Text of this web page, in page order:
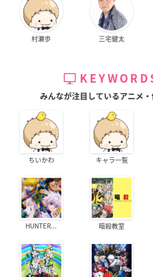
村瀬歩 三宅健太
みんなが注目しているアニメ・
ちいかわ キャラ一覧
HUNTER... 暗殺教室